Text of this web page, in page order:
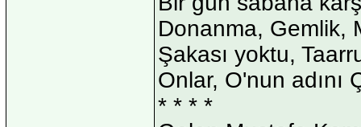
Donanma, Gemlik,
Şakası yoktu,
Onlar, O'nun adını
* * * *